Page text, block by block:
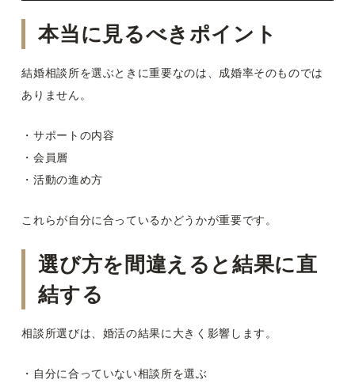
本当に見るべきポイント
結婚相談所を選ぶときに重要なのは、成婚率そのものでは
ありません。
・サポートの内容
・会員層
・活動の進め方
これらが自分に合っているかどうかが重要です。
選び方を間違えると結果に直
結する
相談所選びは、婚活の結果に大きく影響します。
・自分に合っていない相談所を選ぶ